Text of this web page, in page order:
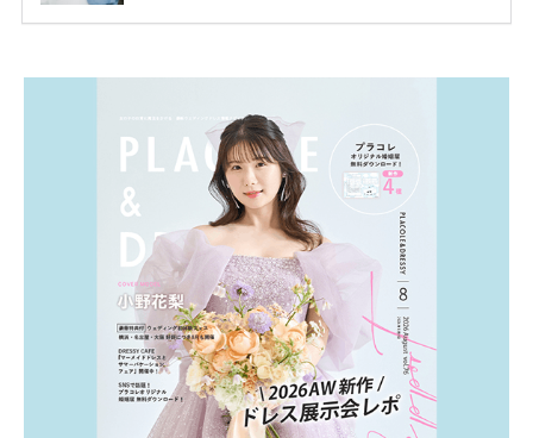
ため、比較せずに選ぶと損をしてしまうことも……。
一番お得？」「プラコレの特典は？」といった疑問も
解決します。 まずは診断で候補を絞れる「ウェディ
ング診断」か、体験型 […]続きを読む